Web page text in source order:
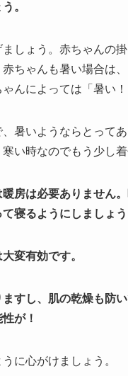
。
しょう。赤ちゃんの
ちゃんも暑い場合は
んによっては「暑い
暑いようならとって
い時なのでもう少し
房は必要ありません
寝るようにしましょう
変有効です。
すし、肌の乾燥も防
が！
に心がけましょう。